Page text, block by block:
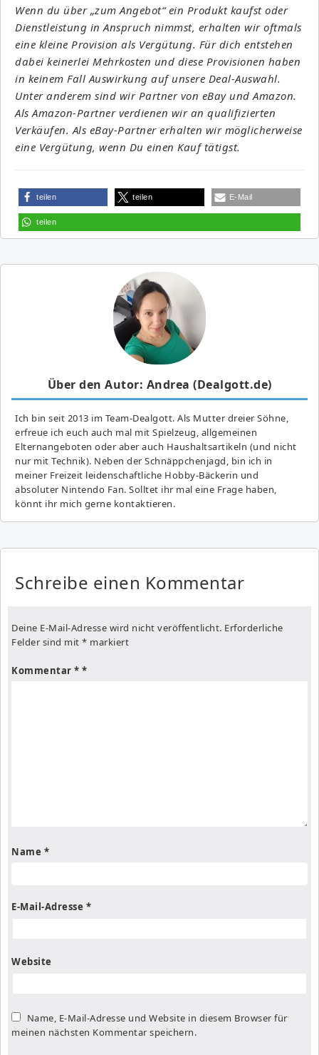
Wenn du über „zum Angebot“ ein Produkt kaufst oder
Dienstleistung in Anspruch nimmst, erhalten wir oftmals
eine kleine Provision als Vergütung. Für dich entstehen
dabei keinerlei Mehrkosten und diese Provisionen haben
in keinem Fall Auswirkung auf unsere Deal-Auswahl.
Unter anderem sind wir Partner von eBay und Amazon.
Als Amazon-Partner verdienen wir an qualifizierten
Verkäufen. Als eBay-Partner erhalten wir möglicherweise
eine Vergütung, wenn Du einen Kauf tätigst.
teilen teilen E-Mail
teilen
Über den Autor: Andrea (Dealgott.de)
Ich bin seit 2013 im Team-Dealgott. Als Mutter dreier Söhne,
erfreue ich euch auch mal mit Spielzeug, allgemeinen
Elternangeboten oder aber auch Haushaltsartikeln (und nicht
nur mit Technik). Neben der Schnäppchenjagd, bin ich in
meiner Freizeit leidenschaftliche Hobby-Bäckerin und
absoluter Nintendo Fan. Solltet ihr mal eine Frage haben,
könnt ihr mich gerne kontaktieren.
Schreibe einen Kommentar
Deine E-Mail-Adresse wird nicht veröffentlicht. Erforderliche
Felder sind mit * markiert
Kommentar *
Name *
E-Mail-Adresse *
Website
Name, E-Mail-Adresse und Website in diesem Browser für
meinen nächsten Kommentar speichern.